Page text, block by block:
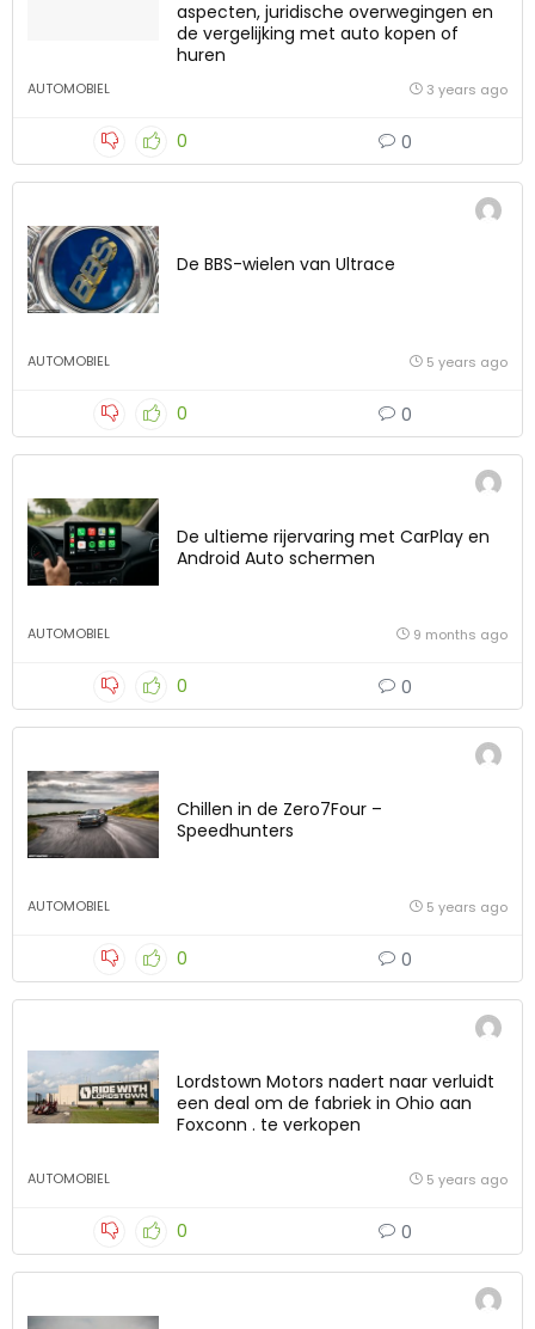
aspecten, juridische overwegingen en
de vergelijking met auto kopen of
huren
AUTOMOBIEL 3 years ago
0 0
De BBS-wielen van Ultrace
AUTOMOBIEL 5 years ago
0 0
De ultieme rijervaring met CarPlay en
Android Auto schermen
AUTOMOBIEL 9 months ago
0 0
Chillen in de Zero7Four –
Speedhunters
AUTOMOBIEL 5 years ago
0 0
Lordstown Motors nadert naar verluidt
een deal om de fabriek in Ohio aan
Foxconn . te verkopen
AUTOMOBIEL 5 years ago
0 0